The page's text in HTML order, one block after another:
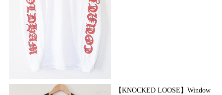
【KNOCKED LOOSE】Window